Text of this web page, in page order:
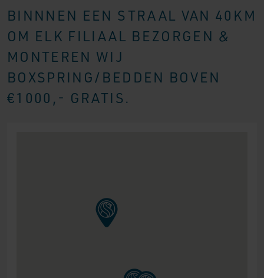
BINNNEN EEN STRAAL VAN 40KM
OM ELK FILIAAL BEZORGEN &
MONTEREN WIJ
BOXSPRING/BEDDEN BOVEN
€1000,- GRATIS.